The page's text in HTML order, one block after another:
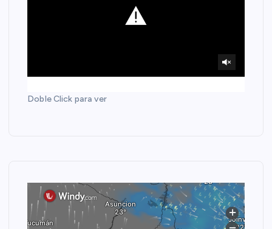
Doble Click para ver